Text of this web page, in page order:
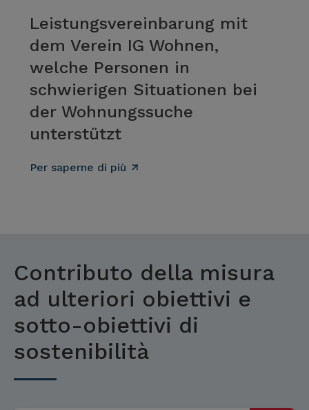
Leistungsvereinbarung mit
dem Verein IG Wohnen,
welche Personen in
schwierigen Situationen bei
der Wohnungssuche
unterstützt
Per saperne di più
Contributo della misura
ad ulteriori obiettivi e
sotto-obiettivi di
sostenibilità